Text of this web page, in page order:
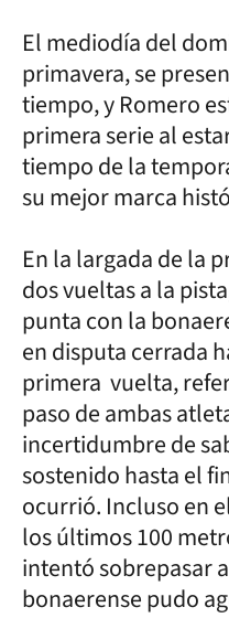
El mediodía del
primavera, se
tiempo, y Romero
primera serie al
tiempo de la
su mejor marca
En la largada de la
dos vueltas a la
punta con la
en disputa cerrada
primera vuelta,
paso de ambas
incertidumbre de
sostenido hasta el
ocurrió. Incluso en
los últimos 100
intentó sobrepasar
bonaerense pudo